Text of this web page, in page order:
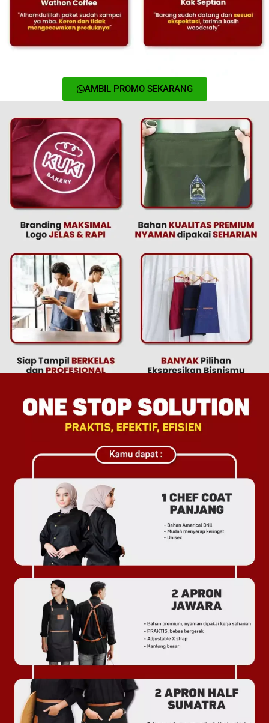
AMBIL PROMO SEKARANG